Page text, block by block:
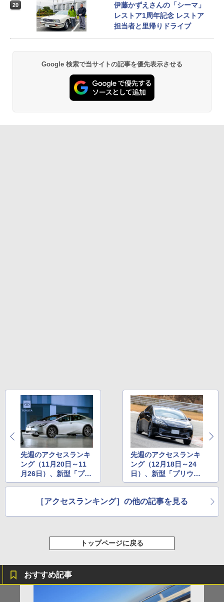
20
伊藤かずえさんの「シーマ」
レストア1周年記念 レストア
担当者と里帰りドライブ
Google 検索で当サイトの記事を優先表示させる
先週のアクセスランキ
ング（11月20日～11
月26日）、新型「プリ
ウス」に注目集まる
先週のアクセスランキ
ング（12月18日～24
日）、新型「プリウ
ス」のインプレに注目
［アクセスランキング］の他の記事を見る
トップページに戻る
おすすめ記事